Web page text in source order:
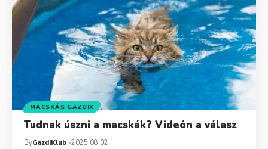
MACSKÁS GAZDIK
Tudnak úszni a macskák? Videón a válasz
ByGazdiKlub 2025.08.02.